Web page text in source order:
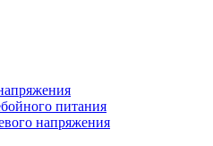
питания
напряжения